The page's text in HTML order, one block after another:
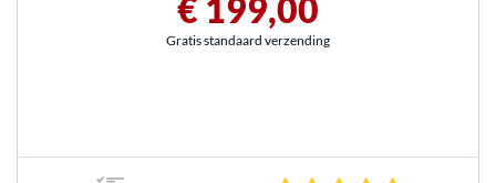
€ 199,00
Gratis standaard verzending